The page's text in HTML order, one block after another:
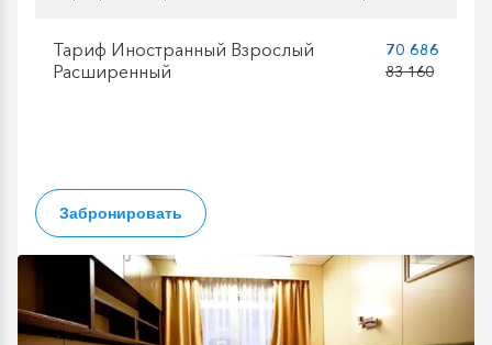
Тариф Иностранный Взрослый
Расширенный
70 686
83 160
Забронировать